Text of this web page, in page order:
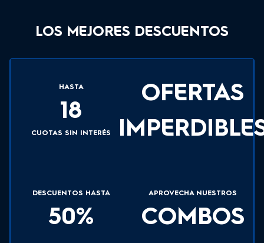
LOS MEJORES DESCUENTOS
HASTA
18
CUOTAS SIN INTERÉS
OFERTAS
DESCUENTOS HASTA
50%
APROVECHA NUESTROS
COMBOS